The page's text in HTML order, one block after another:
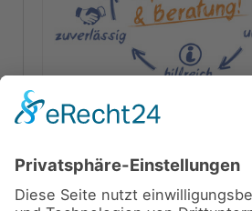
Lerchenrain 8A, 04277